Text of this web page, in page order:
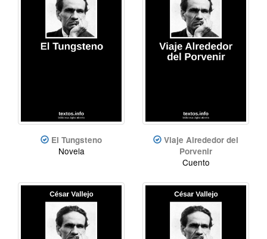
El Tungsteno
Novela
Viaje Alrededor del
Porvenir
Cuento